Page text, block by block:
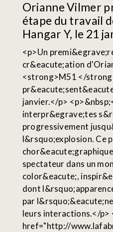
Orianne Vilmer
étape du travail
Hangar Y, le 21
<p>Un
cr&eacute;ation
<strong>M51 </
janvier.</p>
interpr&egrave;tes
progressivement
l&rsquo;explosion. Ce
spectateur dans un
color&eacute;,
dont
par
leurs interactions.</p>
href="http://